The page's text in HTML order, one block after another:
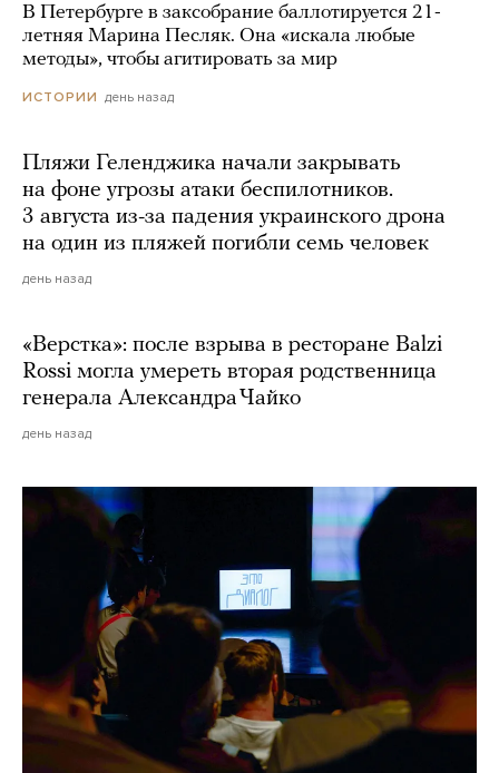
В Петербурге в заксобрание баллотируется 21-
летняя Марина Песляк. Она «искала любые
методы», чтобы агитировать за мир
ИСТОРИИ день назад
Пляжи Геленджика начали закрывать
на фоне угрозы атаки беспилотников.
3 августа из-за падения украинского дрона
на один из пляжей погибли семь человек
день назад
«Верстка»: после взрыва в ресторане Balzi
Rossi могла умереть вторая родственница
генерала Александра Чайко
день назад